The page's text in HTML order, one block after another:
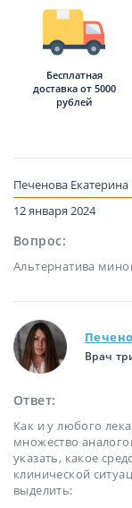
Бесплатная
доставка от 5000
рублей
Печенова
12 января 2024
Вопрос:
Альтернатива
Врач
Ответ:
Как и у любого
множество
указать, какое
клинической
выделить: